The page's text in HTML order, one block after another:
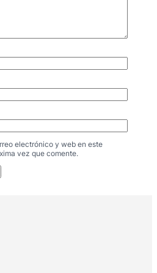
electrónico y web en este
vez que comente.